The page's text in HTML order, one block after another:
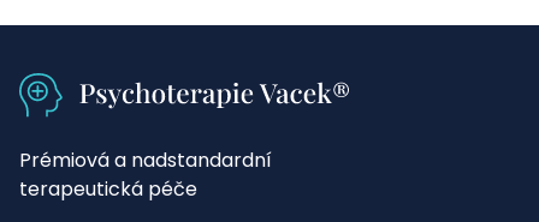
Prémiová a nadstandardní
terapeutická péče